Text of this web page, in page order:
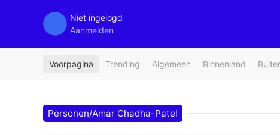
Niet ingelogd
Aanmelden
Voorpagina Trending Algemeen Binnenland
Personen/Amar Chadha-Patel